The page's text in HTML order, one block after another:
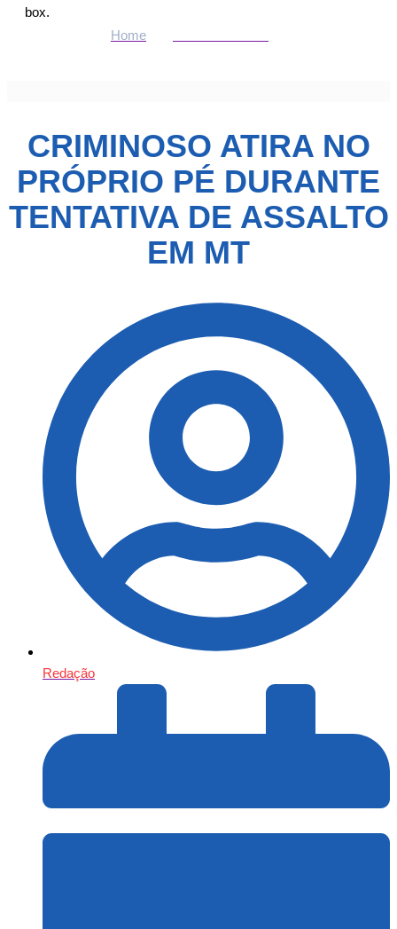
box.
Home
CRIMINOSO ATIRA NO
PRÓPRIO PÉ DURANTE
TENTATIVA DE ASSALTO
EM MT
Redação